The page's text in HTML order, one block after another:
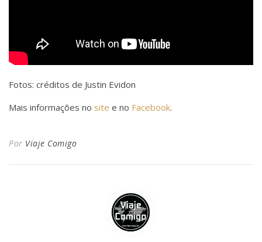
Fotos: créditos de Justin Evidon
Mais informações no site e no Facebook.
Por Viaje Comigo